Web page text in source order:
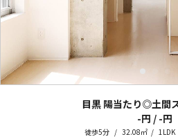
目黒 陽当たり◎土間
-円 / -円
徒歩5分 32.08㎡ 1LDK